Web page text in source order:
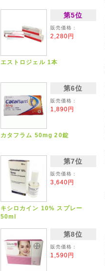
第5位
販売価格：
2,280円
エストロジェル 1本
第6位
販売価格：
1,890円
カタフラム 50mg 20錠
第7位
販売価格：
3,640円
キシロカイン 10% スプレー
50ml
第8位
販売価格：
1,590円